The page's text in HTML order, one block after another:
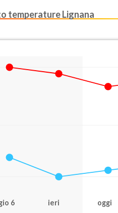
temperature Lignana
6 ieri oggi